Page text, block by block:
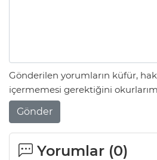
Gönderilen yorumların küfür,
içermemesi gerektiğini
Gönder
Yorumlar (0)